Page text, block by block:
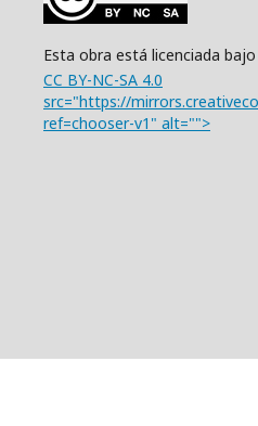
Esta obra está licenciada bajo
CC BY-NC-SA 4.0
src="https://
ref=chooser-v1" alt="">